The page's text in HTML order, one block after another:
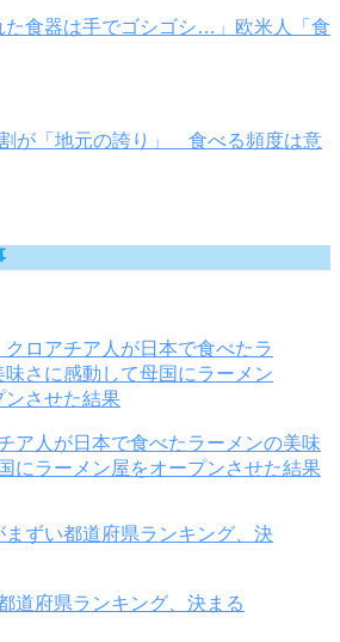
た食器は手でゴシゴシ…」欧米人「食
割が「地元の誇り」 食べる頻度は意
ア人が日本で食べたラーメンの美味
にラーメン屋をオープンさせた結果
道府県ランキング、決まる